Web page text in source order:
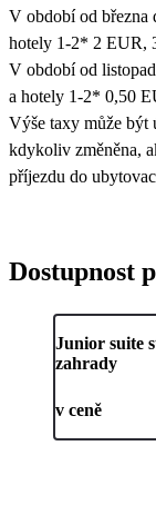
V období od března
hotely 1-2* 2 EUR,
V období od
a hotely 1-2* 0,50
Výše taxy může být
kdykoliv změněna,
příjezdu do
Dostupnost
Junior suite
zahrady
v ceně